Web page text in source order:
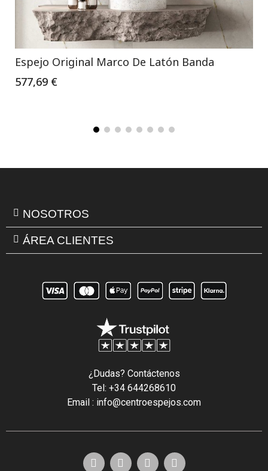
Espejo Original Marco De Latón Banda
577,69 €
NOSOTROS
ÁREA CLIENTES
¿Dudas? Contáctenos
Tel: +34 644268610
Email : info@centroespejos.com